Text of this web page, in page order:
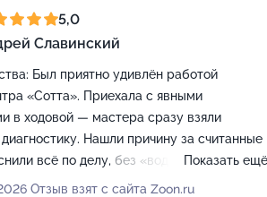
5,0
Славинский
Был приятно удивлён работой
«Сотта». Приехала с явными
в ходовой — мастера сразу взяли
Нашли причину за считанные
всё по делу, без «воды». Ремонт
а цена оказалась даже ниже, чем
Показать ещё
Отзыв взят с сайта Zoon.ru